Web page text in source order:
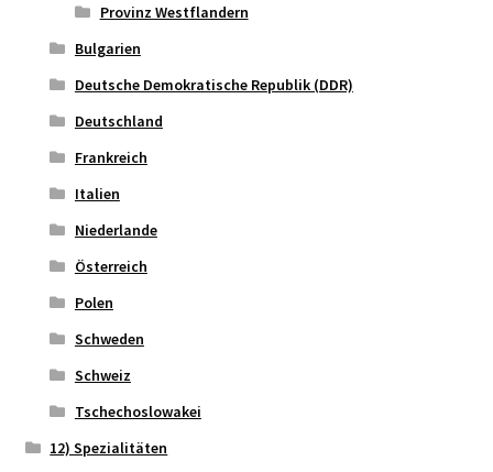
Provinz Westflandern
Bulgarien
Deutsche Demokratische Republik (DDR)
Deutschland
Frankreich
Italien
Niederlande
Österreich
Polen
Schweden
Schweiz
Tschechoslowakei
12) Spezialitäten